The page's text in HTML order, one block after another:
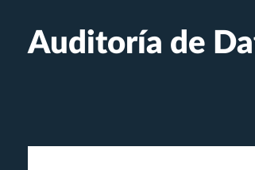
Auditoría de